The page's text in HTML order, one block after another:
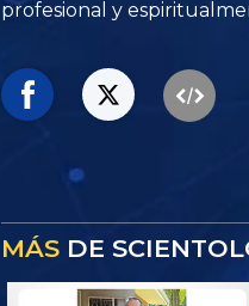
profesional y
MÁS DE